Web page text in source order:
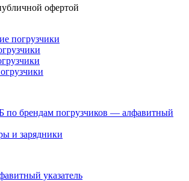
офертой
погрузчики
по брендам погрузчиков — алфавитный
и зарядники
указатель